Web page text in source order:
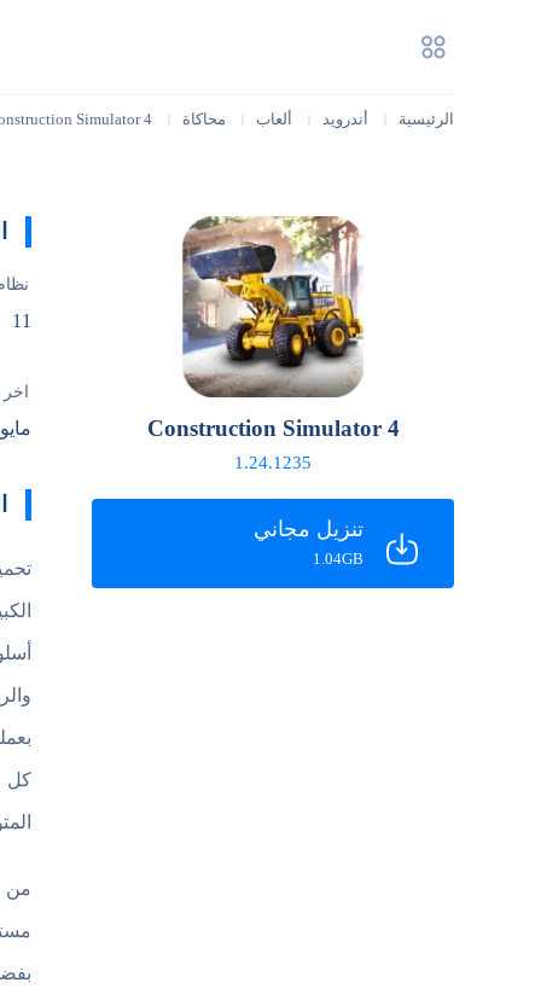
الرئيسية أندرويد ألعاب محاكاة Simulator 4
Construction Simulator 4
1.24.1235
تنزيل مجاني
1.04GB
11
مايو 12, 2026
كل